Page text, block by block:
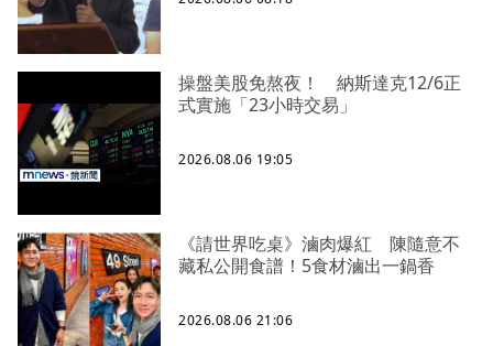
操盤美股免熬夜！ 納斯達克12/6正
式實施「23小時交易」
2026.08.06 19:05
《請世界吃桌》滷肉爆紅 陳隨意不
藏私公開食譜！5食材滷出一鍋香
2026.08.06 21:06